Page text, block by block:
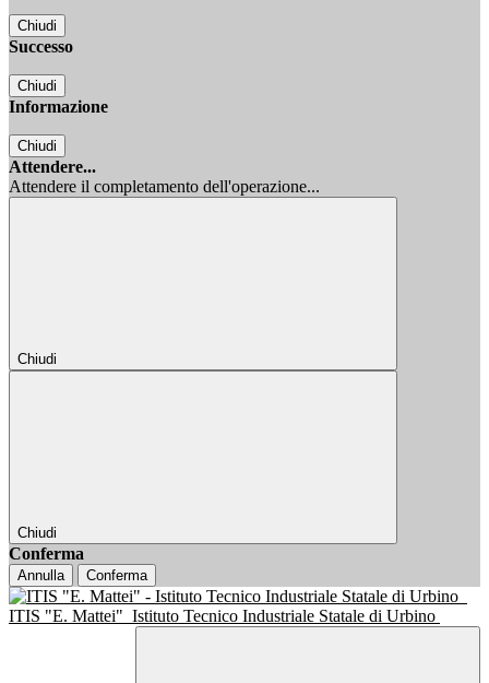
Chiudi
Successo
Chiudi
Informazione
Chiudi
Attendere...
Attendere il completamento dell'operazione...
Chiudi
Chiudi
Conferma
Annulla Conferma
ITIS "E. Mattei" Istituto Tecnico Industriale Statale di Urbino